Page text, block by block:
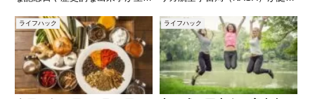
まり意識することがないかもしれ
ませんが、その背景を知ること
で、普段の一日が少し特別に感じ
られるようになります。この記事
を大きく変えた「Windows 10」
が世界同時リリースされた日でも
あります。さらに、日本で
は“29（にく）”の語呂
ライフハック ライフハック